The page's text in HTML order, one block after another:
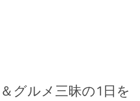
グルメ三昧の1日を